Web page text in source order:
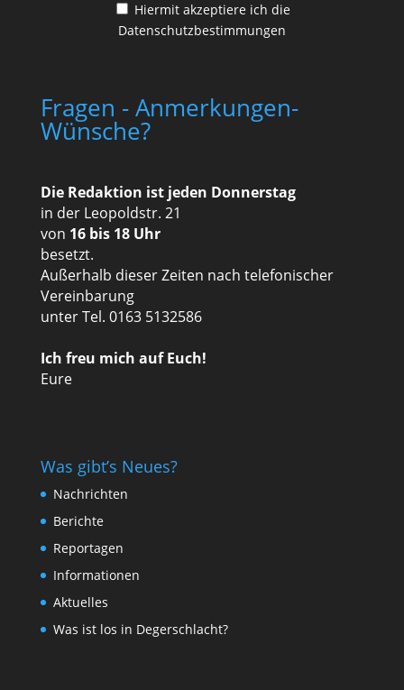
Hiermit akzeptiere ich die
Datenschutzbestimmungen
Fragen - Anmerkungen-
Wünsche?
Die Redaktion ist jeden Donnerstag
in der Leopoldstr. 21
von 16 bis 18 Uhr
besetzt.
Außerhalb dieser Zeiten nach telefonischer
Vereinbarung
unter Tel. 0163 5132586
Ich freu mich auf Euch!
Eure
Was gibt’s Neues?
Nachrichten
Berichte
Reportagen
Informationen
Aktuelles
Was ist los in Degerschlacht?